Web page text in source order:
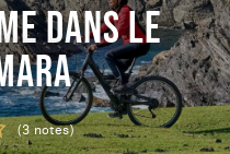
DANS LE
(3 notes)